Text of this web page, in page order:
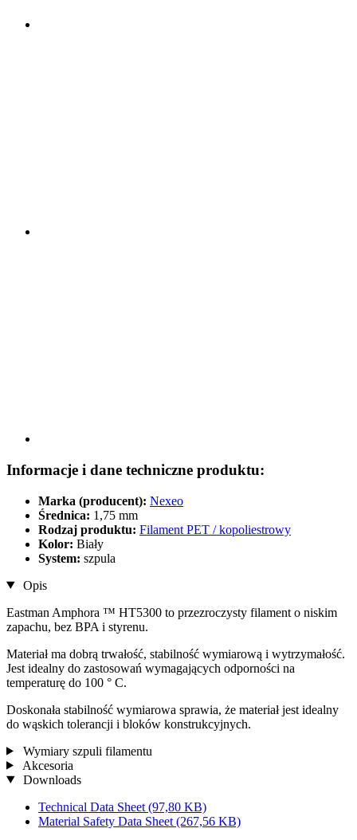
Informacje i dane techniczne produktu:
Marka (producent): Nexeo
Średnica: 1,75 mm
Rodzaj produktu: Filament PET / kopoliestrowy
Kolor: Biały
System: szpula
Opis
Eastman Amphora ™ HT5300 to przezroczysty filament o niskim
zapachu, bez BPA i styrenu.
Materiał ma dobrą trwałość, stabilność wymiarową i wytrzymałość.
Jest idealny do zastosowań wymagających odporności na
temperaturę do 100 ° C.
Doskonała stabilność wymiarowa sprawia, że ​​materiał jest idealny
do wąskich tolerancji i bloków konstrukcyjnych.
Wymiary szpuli filamentu
Akcesoria
Downloads
Technical Data Sheet (97,80 KB)
Material Safety Data Sheet (267,56 KB)